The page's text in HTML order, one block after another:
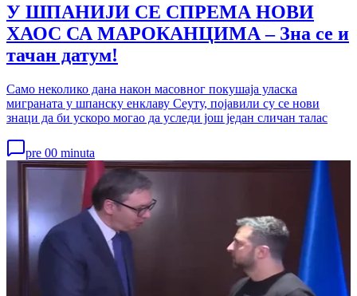
У ШПАНИЈИ СЕ СПРЕМА НОВИ
ХАОС СА МАРОКАНЦИМА – Зна се и
тачан датум!
Само неколико дана након масовног покушаја уласка
миграната у шпанску енклаву Сеуту, појавили су се нови
знаци да би ускоро могао да уследи још један сличан талас
pre 00 minuta